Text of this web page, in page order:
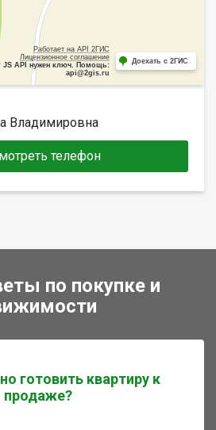
Работает на API 2ГИС
Лицензионное соглашение
JS API нужен ключ. Помощь:
api@2gis.ru
Доехать с 2ГИС
Владимировна
телефон
по покупке и
готовить квартиру к
продаже?